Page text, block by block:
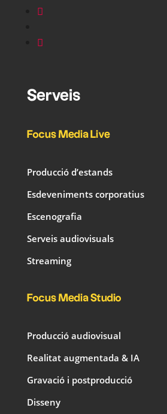
Serveis
Focus Media Live
Producció d’estands
Esdeveniments corporatius
Escenografia
Serveis audiovisuals
Streaming
Focus Media Studio
Producció audiovisual
Realitat augmentada & IA
Gravació i postproducció
Disseny